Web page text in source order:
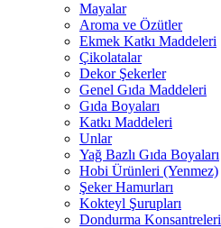
Mayalar
Aroma ve Özütler
Ekmek Katkı Maddeleri
Çikolatalar
Dekor Şekerler
Genel Gıda Maddeleri
Gıda Boyaları
Katkı Maddeleri
Unlar
Yağ Bazlı Gıda Boyaları
Hobi Ürünleri (Yenmez)
Şeker Hamurları
Kokteyl Şurupları
Dondurma Konsantreleri